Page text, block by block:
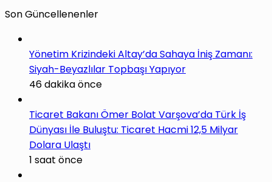
Son Güncellenenler
Yönetim Krizindeki Altay’da Sahaya İniş Zamanı:
Siyah-Beyazlılar Topbaşı Yapıyor
46 dakika önce
Ticaret Bakanı Ömer Bolat Varşova’da Türk İş
Dünyası İle Buluştu: Ticaret Hacmi 12,5 Milyar
Dolara Ulaştı
1 saat önce